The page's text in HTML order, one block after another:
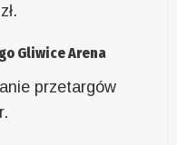
Gliwice Arena
przetargów